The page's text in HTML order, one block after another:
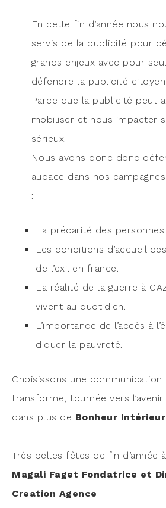
En cette fin d’année nous
ser­vis de la publi­ci­té pour
grands enjeux avec pour
défendre la publi­ci­té
Parce que la publi­ci­té peut
mobi­li­ser et nous impac­ter
sérieux.
Nous avons donc donc
audace dans nos
:
La pré­ca­ri­té des
Les condi­tions d’accueil
de l’exil en france.
La réa­li­té de la guerre à
vivent au quotidien.
L’importance de l’accès à
di­quer la pauvreté.
Choi­sis­sons une
trans­forme, tour­née vers
dans plus de Bon­heur
Très belles fêtes de fin d’année
Maga­li Faget Fon­da­trice et
Crea­tion Agence